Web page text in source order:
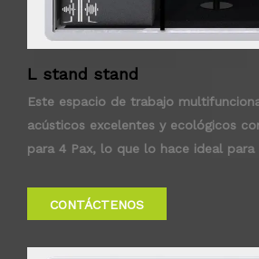
L stand stand
Este espacio de trabajo
acústicos excelentes y ecológicos
para 4 Pax, lo que lo hace ideal para
CONTÁCTENOS